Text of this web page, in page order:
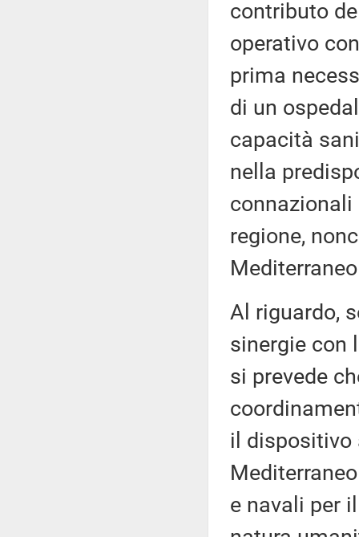
contributo
operativo
prima
di un
capacità
nella
connazionali
regione,
Al riguardo,
sinergie con
si prevede
il dispositivo
e navali per